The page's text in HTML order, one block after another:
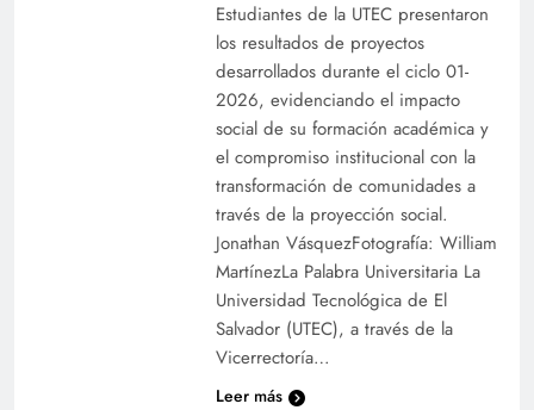
Estudiantes de la UTEC presentaron
los resultados de proyectos
desarrollados durante el ciclo 01-
2026, evidenciando el impacto
social de su formación académica y
el compromiso institucional con la
transformación de comunidades a
través de la proyección social.
Jonathan VásquezFotografía: William
MartínezLa Palabra Universitaria La
Universidad Tecnológica de El
Salvador (UTEC), a través de la
Vicerrectoría…
Leer más